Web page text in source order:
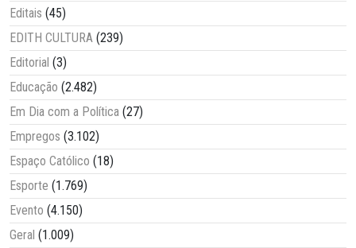
Editais (45)
EDITH CULTURA (239)
Editorial (3)
Educação (2.482)
Em Dia com a Política (27)
Empregos (3.102)
Espaço Católico (18)
Esporte (1.769)
Evento (4.150)
Geral (1.009)